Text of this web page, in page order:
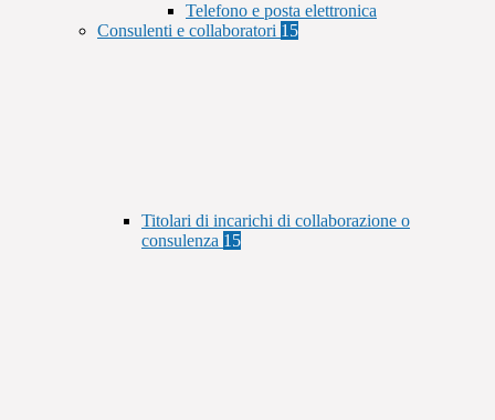
Telefono e posta elettronica
Consulenti e collaboratori 15
Titolari di incarichi di collaborazione o
consulenza 15